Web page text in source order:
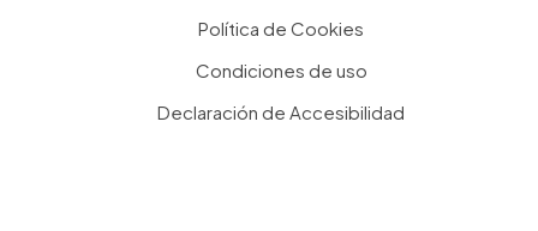
Política de Cookies
Condiciones de uso
Declaración de Accesibilidad